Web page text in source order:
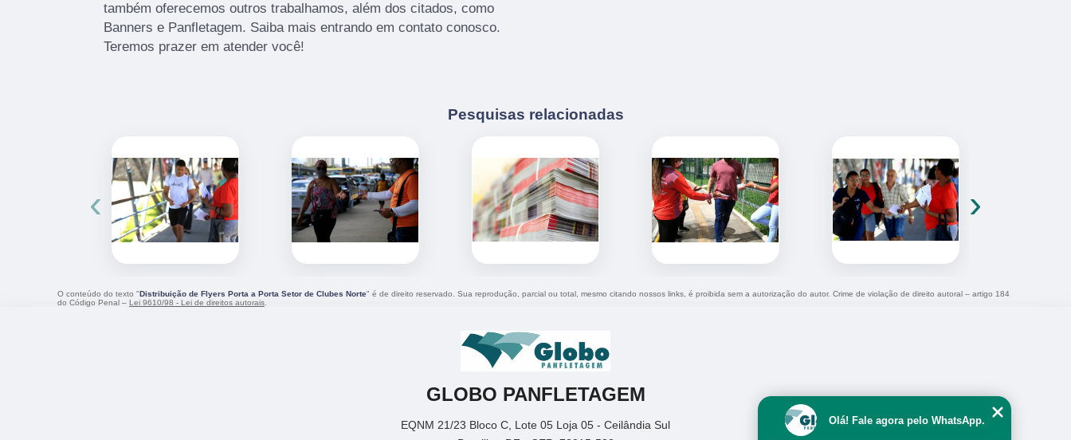
também oferecemos outros trabalhamos, além dos citados, como
Banners e Panfletagem. Saiba mais entrando em contato conosco.
Teremos prazer em atender você!
Pesquisas relacionadas
‹ ›
O conteúdo do texto "Distribuição de Flyers Porta a Porta Setor de Clubes Norte" é de direito reservado. Sua reprodução, parcial ou total, mesmo citando nossos links, é proibida sem a autorização do autor. Crime de violação de direito autoral – artigo 184
do Código Penal – Lei 9610/98 - Lei de direitos autorais
GLOBO PANFLETAGEM
EQNM 21/23 Bloco C, Lote 05 Loja 05 - Ceilândia Sul
Olá! Fale agora pelo WhatsApp.